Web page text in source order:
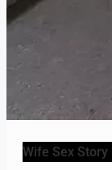
Wife Sex Story